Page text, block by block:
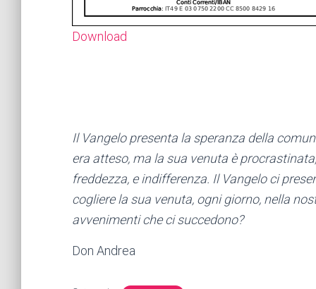
Download
Il Vangelo presenta la speranza della
era atteso, ma la sua venuta è
freddezza, e indifferenza. Il Vangelo ci
cogliere la sua venuta, ogni giorno, nella
avvenimenti che ci succedono?
Don Andrea